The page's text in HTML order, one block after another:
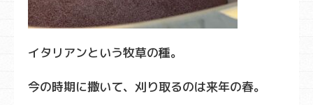
イタリアンという牧草の種。
今の時期に撒いて、刈り取るのは来年の春。